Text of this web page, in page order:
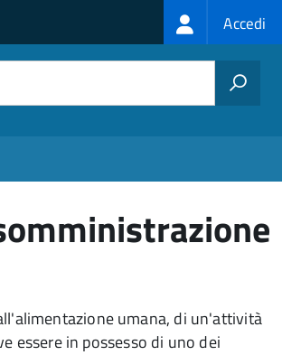
Login
menu
Accedi
umana, di un'attività
essere in possesso di uno dei